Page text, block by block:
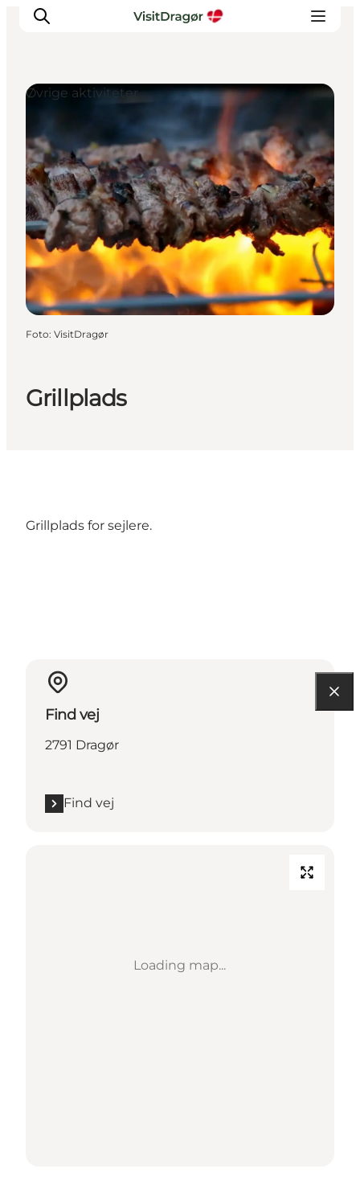
Oplev
Kultur & Historie
Byliv & Mad
Natur & Friluftsliv
For børn
Praktisk
Grillplads
Øvrige aktiviteter
Foto: VisitDragør
Grillplads for sejlere.
Find vej
2791 Dragør
Find vej
Loading map...